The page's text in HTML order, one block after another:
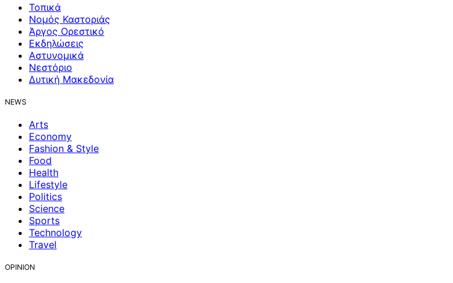
Τοπικά
Νομός Καστοριάς
Άργος Ορεστικό
Εκδηλώσεις
Αστυνομικά
Νεστόριο
Δυτική Μακεδονία
NEWS
Arts
Economy
Fashion & Style
Food
Health
Lifestyle
Politics
Science
Sports
Technology
Travel
OPINION